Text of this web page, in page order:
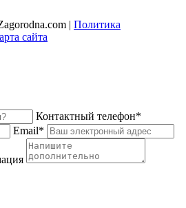
| Политика
сайта
Контактный телефон*
Email*